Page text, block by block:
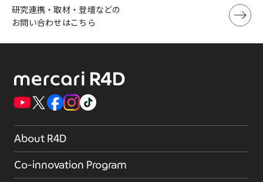
研究連携・取材・登壇などの
お問い合わせはこちら
About R4D
Co-innovation Program